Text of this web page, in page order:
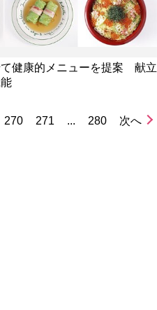
健康的メニューを提案 献立
270 271 ... 280 次へ